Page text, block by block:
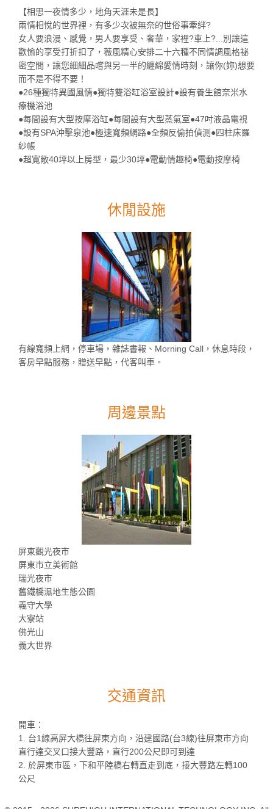
【相思一夜情多少，地角天涯未是長】
兩情相悅的世界裡，有多少次被無奈的世俗事牽絆?
女人要浪漫、感覺，男人要享受、奢華，家裡?車上?...別讓這
歡愉的享受打折扣了，薇風精心安排二十六種不同情調風格祕
密空間，讓您細細品嚐與另一半的纏綿愛情時刻，讓你(妳)想要
而不是不得不要！
●26種獨特異國風情●獨特雙浴缸浴室設計●設有養生館奈米水
療機浴池
●每間設有大型按摩浴缸●每間設有大型蒸氣室●47吋液晶電視
●設有SPA沖擊泉池●極速寬頻網路●全頻反偷拍偵測●四柱床羅
紗帳
●超寬敞40坪以上房型，最少30坪●電動情趣椅●電動按摩椅
休閒設施
有線寬頻上網，停車場，雜誌書報、Morning Call，休息時段，
客房早點服務，贈送早點，代客叫車。
周邊景點
屏東觀光夜市
屏東市立美術館
瑞光夜市
舊鐵橋濕地生態公園
義守大學
大寮站
佛光山
義大世界
交通資訊
開車：
1. 台1線高屏大橋往屏東方向，沿建國路(台3線)往屏東市方向
直行達交叉口接大豐路，直行200公尺即可到達
2. 於屏東市區，下和平陸橋右轉直走到底，接大豐路左轉100
公尺